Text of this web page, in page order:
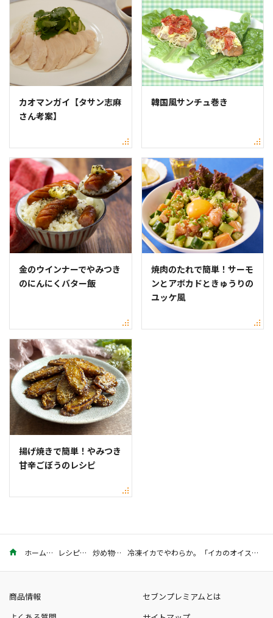
カオマンガイ【タサン志麻
さん考案】
韓国風サンチュ巻き
金のウインナーでやみつき
のにんにくバター飯
焼肉のたれで簡単！サーモ
ンとアボカドときゅうりの
ユッケ風
揚げ焼きで簡単！やみつき
甘辛ごぼうのレシピ
ホーム レシピ 炒め物 冷凍イカでやわらか。「イカのオイスターソース炒め」のレシピ
商品情報
セブンプレミアムとは